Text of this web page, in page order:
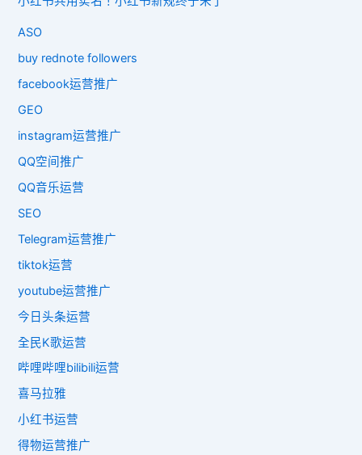
ASO
buy rednote followers
facebook运营推广
GEO
instagram运营推广
QQ空间推广
QQ音乐运营
SEO
Telegram运营推广
tiktok运营
youtube运营推广
今日头条运营
全民K歌运营
哔哩哔哩bilibili运营
喜马拉雅
小红书运营
得物运营推广